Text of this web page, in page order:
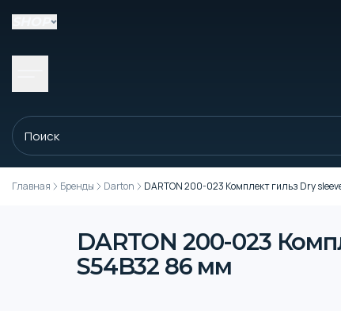
Главная Бренды Darton DARTON 200-023 Комплект гильз Dry
DARTON 200-023
S54B32 86 мм